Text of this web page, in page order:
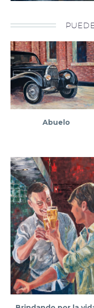
Abuelo